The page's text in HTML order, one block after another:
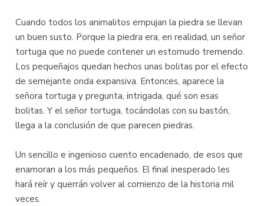
Cuando todos los animalitos empujan la piedra se llevan
un buen susto. Porque la piedra era, en realidad, un señor
tortuga que no puede contener un estornudo tremendo.
Los pequeñajos quedan hechos unas bolitas por el efecto
de semejante onda expansiva. Entonces, aparece la
señora tortuga y pregunta, intrigada, qué son esas
bolitas. Y el señor tortuga, tocándolas con su bastón,
llega a la conclusión de que parecen piedras.
Un sencillo e ingenioso cuento encadenado, de esos que
enamoran a los más pequeños. El final inesperado les
hará reír y querrán volver al comienzo de la historia mil
veces.